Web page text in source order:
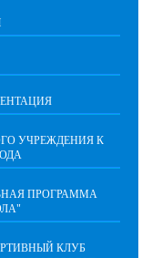
УЧРЕЖДЕНИЯ К
ПРОГРАММА
КЛУБ